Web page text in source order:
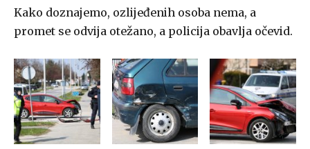
Kako doznajemo, ozlijeđenih osoba nema, a
promet se odvija otežano, a policija obavlja očevid.